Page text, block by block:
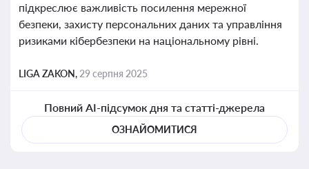
підкреслює важливість посилення мережної
безпеки, захисту персональних даних та управління
ризиками кібербезпеки на національному рівні.
LIGA ZAKON, 29 серпня 2025
Повний AI-підсумок дня та статті-джерела
ОЗНАЙОМИТИСЯ